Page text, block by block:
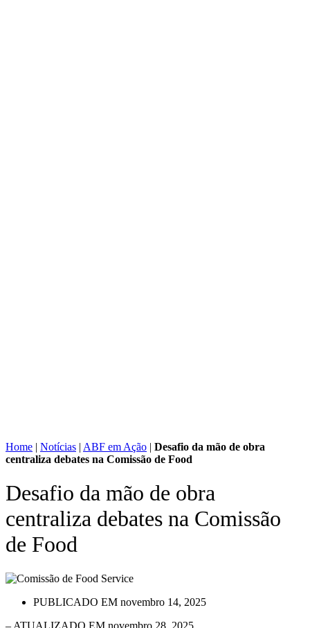
Home | Notícias | ABF em Ação | Desafio da mão de obra
centraliza debates na Comissão de Food
Desafio da mão de obra
centraliza debates na Comissão
de Food
PUBLICADO EM novembro 14, 2025
– ATUALIZADO EM novembro 28, 2025